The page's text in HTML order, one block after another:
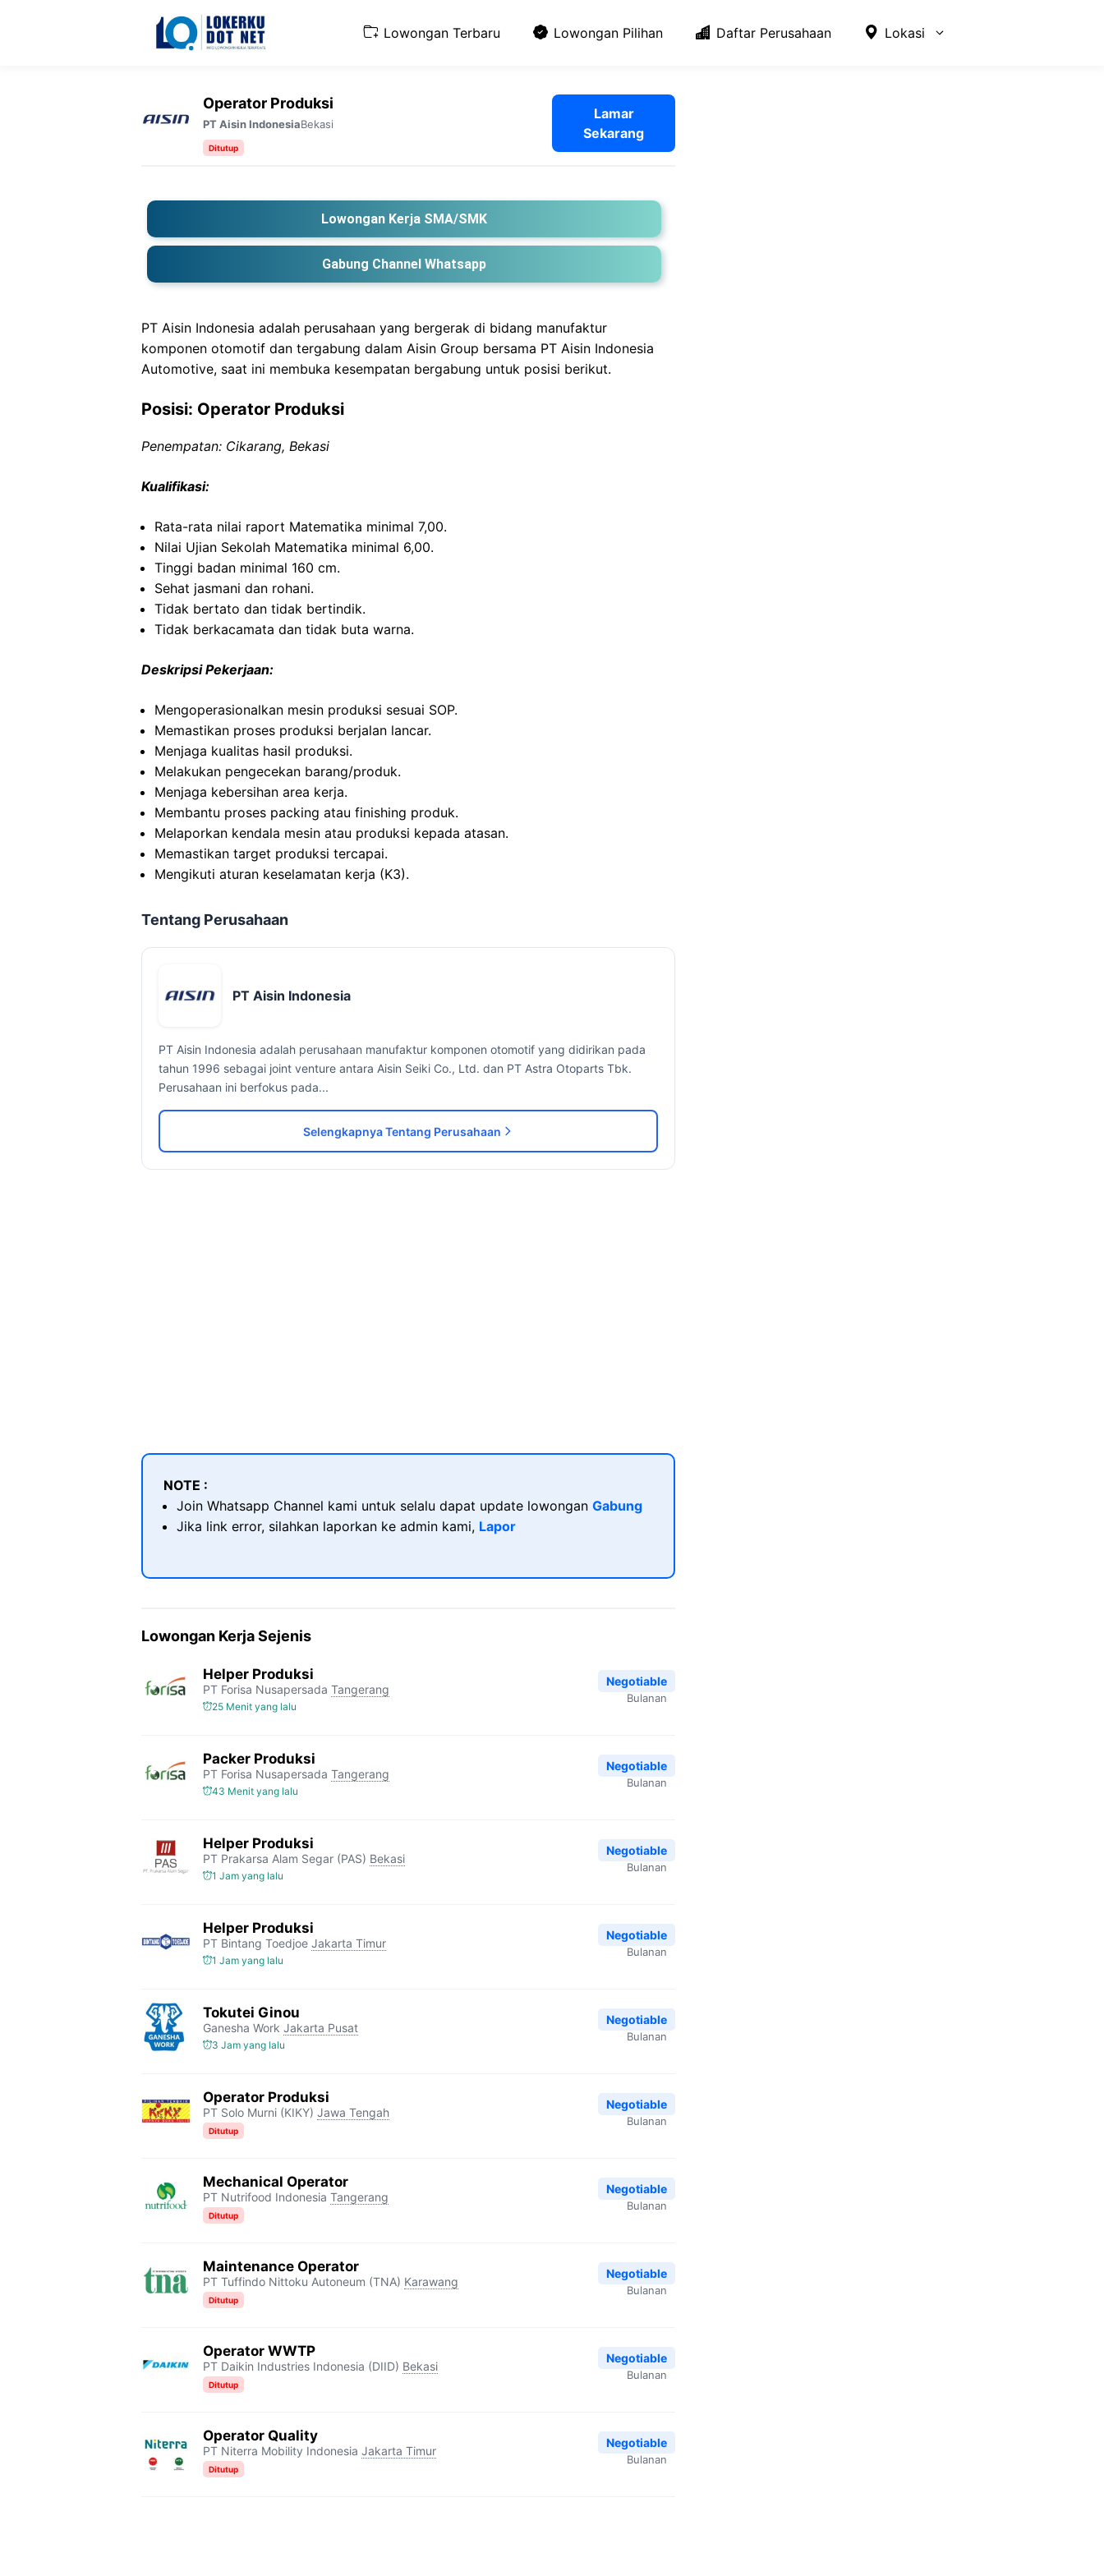
Lowongan Terbaru Lowongan Pilihan Daftar Perusahaan Lokasi
Operator Produksi
PT Aisin IndonesiaBekasi
Ditutup
Lamar
Sekarang
Lowongan Kerja SMA/SMK
Gabung Channel Whatsapp
PT Aisin Indonesia adalah perusahaan yang bergerak di bidang manufaktur
komponen otomotif dan tergabung dalam Aisin Group bersama PT Aisin Indonesia
Automotive, saat ini membuka kesempatan bergabung untuk posisi berikut.
Posisi: Operator Produksi
Penempatan: Cikarang, Bekasi
Kualifikasi:
Rata-rata nilai raport Matematika minimal 7,00.
Nilai Ujian Sekolah Matematika minimal 6,00.
Tinggi badan minimal 160 cm.
Sehat jasmani dan rohani.
Tidak bertato dan tidak bertindik.
Tidak berkacamata dan tidak buta warna.
Deskripsi Pekerjaan:
Mengoperasionalkan mesin produksi sesuai SOP.
Memastikan proses produksi berjalan lancar.
Menjaga kualitas hasil produksi.
Melakukan pengecekan barang/produk.
Menjaga kebersihan area kerja.
Membantu proses packing atau finishing produk.
Melaporkan kendala mesin atau produksi kepada atasan.
Memastikan target produksi tercapai.
Mengikuti aturan keselamatan kerja (K3).
Tentang Perusahaan
PT Aisin Indonesia
PT Aisin Indonesia adalah perusahaan manufaktur komponen otomotif yang didirikan pada
tahun 1996 sebagai joint venture antara Aisin Seiki Co., Ltd. dan PT Astra Otoparts Tbk.
Perusahaan ini berfokus pada...
Selengkapnya Tentang Perusahaan
NOTE :
Join Whatsapp Channel kami untuk selalu dapat update lowongan Gabung
Jika link error, silahkan laporkan ke admin kami, Lapor
Lowongan Kerja Sejenis
Helper Produksi
PT Forisa Nusapersada Tangerang
25 Menit yang lalu
Negotiable
Bulanan
Packer Produksi
PT Forisa Nusapersada Tangerang
43 Menit yang lalu
Negotiable
Bulanan
Helper Produksi
PT Prakarsa Alam Segar (PAS) Bekasi
1 Jam yang lalu
Negotiable
Bulanan
Helper Produksi
PT Bintang Toedjoe Jakarta Timur
1 Jam yang lalu
Negotiable
Bulanan
Tokutei Ginou
Ganesha Work Jakarta Pusat
3 Jam yang lalu
Negotiable
Bulanan
Operator Produksi
PT Solo Murni (KIKY) Jawa Tengah
Ditutup
Negotiable
Bulanan
Mechanical Operator
PT Nutrifood Indonesia Tangerang
Ditutup
Negotiable
Bulanan
Maintenance Operator
PT Tuffindo Nittoku Autoneum (TNA) Karawang
Ditutup
Negotiable
Bulanan
Operator WWTP
PT Daikin Industries Indonesia (DIID) Bekasi
Ditutup
Negotiable
Bulanan
Operator Quality
PT Niterra Mobility Indonesia Jakarta Timur
Ditutup
Negotiable
Bulanan